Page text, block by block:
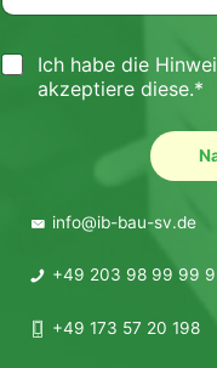
Ich habe die
akzeptiere diese.*
info@ib-bau-sv.de
+49 203 98 99 99
+49 173 57 20 198